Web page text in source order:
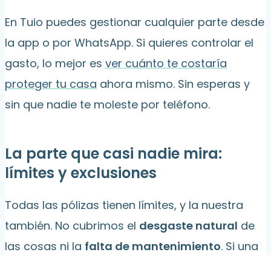
En Tuio puedes gestionar cualquier parte desde
la app o por WhatsApp. Si quieres controlar el
gasto, lo mejor es ver cuánto te costaría
proteger tu casa ahora mismo. Sin esperas y
sin que nadie te moleste por teléfono.
La parte que casi nadie mira:
límites y exclusiones
Todas las pólizas tienen límites, y la nuestra
también. No cubrimos el desgaste natural de
las cosas ni la falta de mantenimiento. Si una